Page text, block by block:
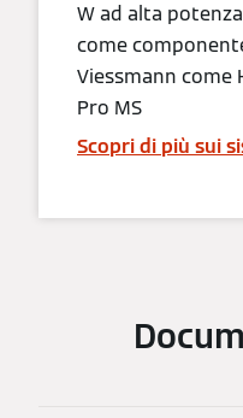
W ad alta
come
Viessmann come
Pro MS
Scopri di più sui